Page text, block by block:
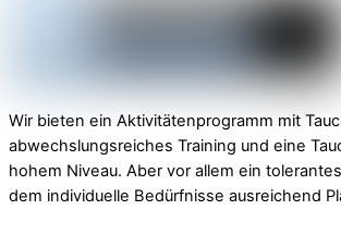
Wir bieten ein Aktivitätenprogramm mit
abwechslungsreiches Training und eine
hohem Niveau. Aber vor allem ein
dem individuelle Bedürfnisse ausreichend